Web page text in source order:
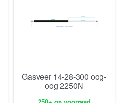
Gasveer 14-28-300 oog-
oog 2250N